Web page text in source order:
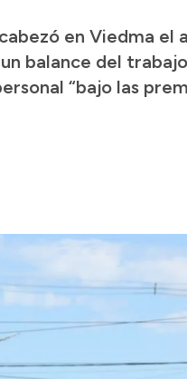
en Viedma
balance del
“bajo las